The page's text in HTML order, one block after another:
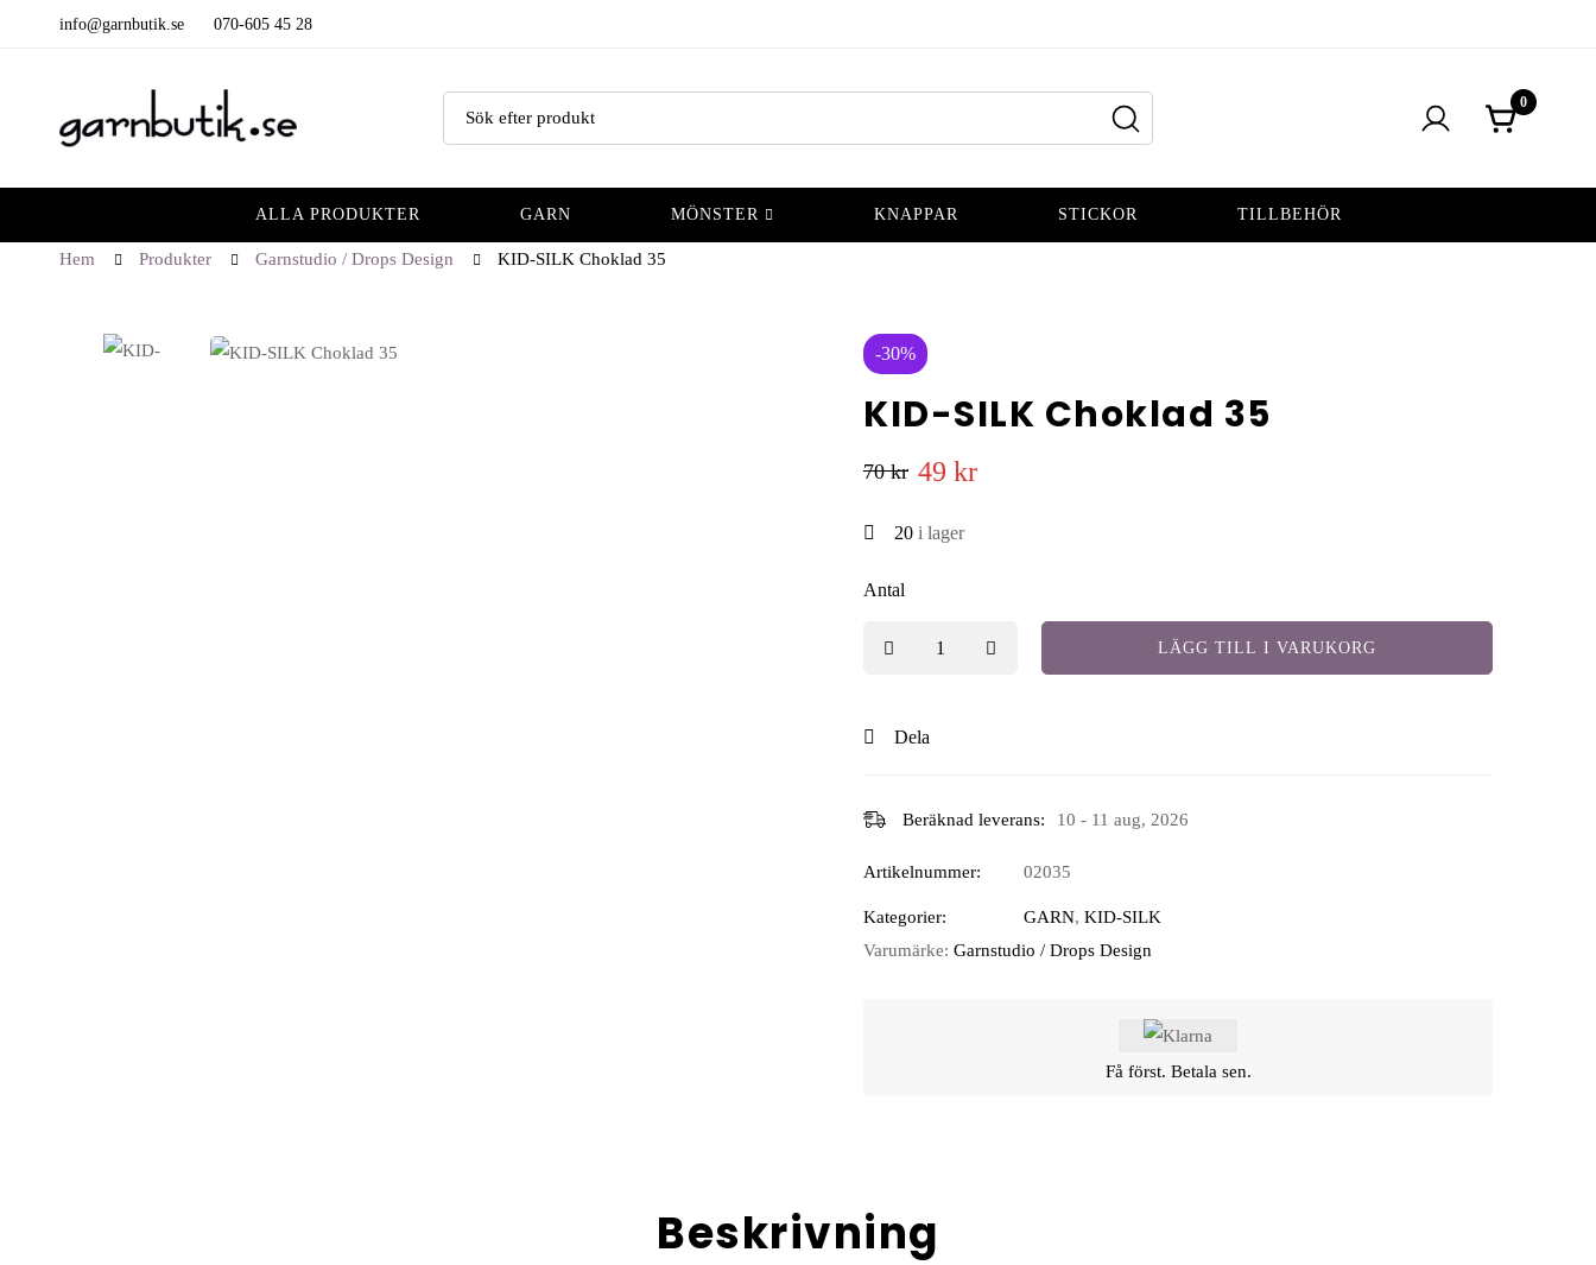
info@garnbutik.se 070-605 45 28
0
ALLA PRODUKTER GARN MÖNSTER KNAPPAR STICKOR TILLBEHÖR
Hem Produkter Garnstudio / Drops Design KID-SILK Choklad 35
-30%
KID-SILK Choklad 35
70kr 49 kr
20 i lager
Antal
LÄGG TILL I VARUKORG
Dela
Beräknad leverans: 10 - 11 aug, 2026
Artikelnummer: 02035
Kategorier: GARN, KID-SILK
Varumärke: Garnstudio / Drops Design
Få först. Betala sen.
Beskrivning